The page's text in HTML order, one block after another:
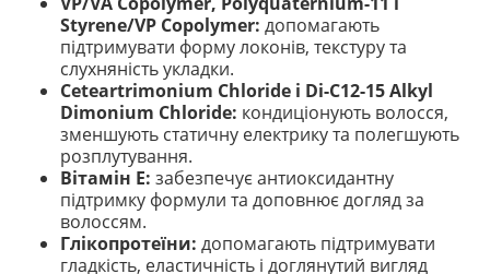
Styrene/VP Copolymer: допомагають
підтримувати форму локонів, текстуру та
слухняність укладки.
Ceteartrimonium Chloride і Di-C12-15 Alkyl
Dimonium Chloride: кондиціонують волосся,
зменшують статичну електрику та полегшують
розплутування.
Вітамін Е: забезпечує антиоксидантну
підтримку формули та доповнює догляд за
волоссям.
Глікопротеїни: допомагають підтримувати
гладкість, еластичність і доглянутий вигляд